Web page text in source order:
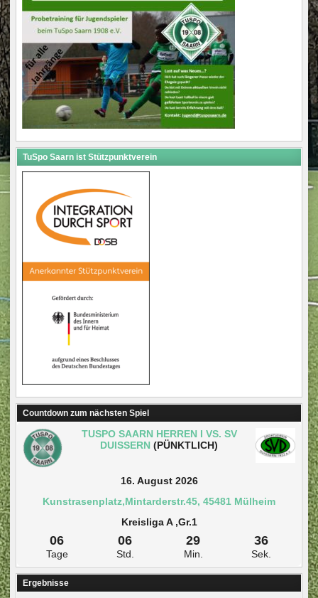
TuSpo Saarn ist Stützpunktverein
Countdown zum nächsten Spiel
TUSPO SAARN HERREN I VS. SV
DUISSERN (PÜNKTLICH)
16. August 2026
Kunstrasenplatz,Mintarderstr.45, 45481 Mülheim
Kreisliga A ,Gr.1
06
Tage
06
Std.
29
Min.
36
Sek.
Ergebnisse